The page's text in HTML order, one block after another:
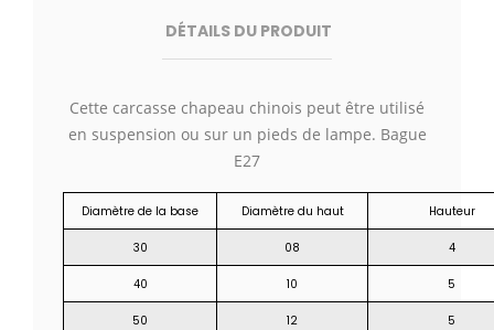
DÉTAILS DU PRODUIT
Cette carcasse chapeau chinois peut être utilisé
en suspension ou sur un pieds de lampe. Bague
E27
Diamètre de la base Diamètre du haut Hauteur
30 08 4
40 10 5
50 12 5